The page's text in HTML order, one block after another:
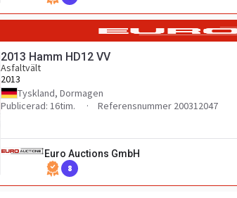
2013 Hamm HD12 VV
Asfaltvält
2013
Tyskland, Dormagen
Publicerad: 16tim.
Referensnummer 200312047
Euro Auctions GmbH
8